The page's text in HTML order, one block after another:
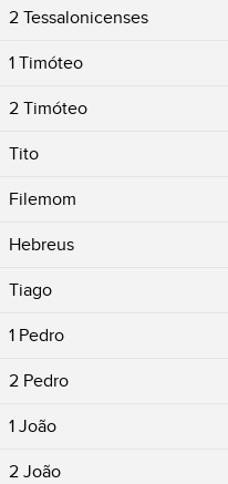
2 Tessalonicenses
1 Timóteo
2 Timóteo
Tito
Filemom
Hebreus
Tiago
1 Pedro
2 Pedro
1 João
2 João